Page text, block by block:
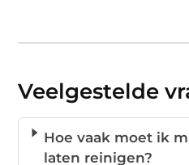
Veelgestelde
Hoe vaak moet ik
laten reinigen?